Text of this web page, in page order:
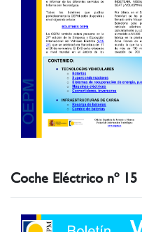
Coche Eléctrico nº 15